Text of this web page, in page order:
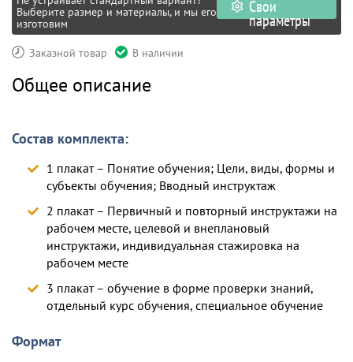
Выберите размер и материалы, и мы его
изготовим
Свои
параметры
Заказной товар В наличии
Общее описание
Состав комплекта:
1 плакат – Понятие обучения; Цели, виды, формы и
субъекты обучения; Вводный инструктаж
2 плакат – Первичный и повторный инструктажи на
рабочем месте, целевой и внеплановый
инструктажи, индивидуальная стажировка на
рабочем месте
3 плакат – обучение в форме проверки знаний,
отдельный курс обучения, специальное обучение
Формат